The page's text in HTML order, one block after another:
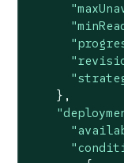
    },